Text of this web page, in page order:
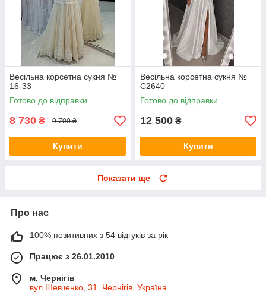
Весільна корсетна сукня №
16-33
Готово до відправки
8 730 ₴ 9 700 ₴
Купити
Весільна корсетна сукня №
C2640
Готово до відправки
12 500 ₴
Купити
Показати ще
Про нас
100% позитивних з 54 відгуків за рік
Працює з 26.01.2010
м. Чернігів
вул.Шевченко, 31, Чернігів, Україна